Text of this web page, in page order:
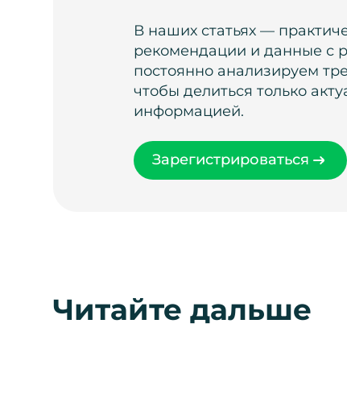
В наших статьях —
рекомендации и данные с
постоянно анализируем
чтобы делиться только
информацией.
Зарегистрироваться
Читайте дальше